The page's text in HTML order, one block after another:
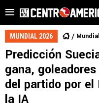
MUNDIAL 2026
Predicción
gana,
del partido por el
la IA